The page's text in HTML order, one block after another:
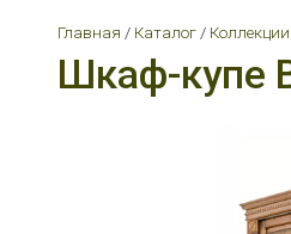
Главная Каталог Коллекции
Шкаф-купе